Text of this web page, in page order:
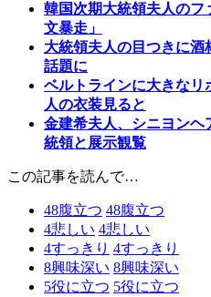
韓国次期大統領夫人の
文暴走」
大統領夫人の目つきに
話題に
ベルトラインに大きな
人の衣装見ると
金建希夫人、シニヨン
統領と展示観覧
この記事を読んで…
48腹立つ 48腹立つ
4悲しい 4悲しい
4すっきり 4すっきり
8興味深い 8興味深い
5役に立つ 5役に立つ